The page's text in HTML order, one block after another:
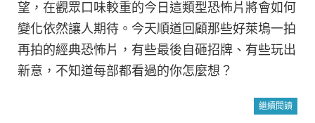
望，在觀眾口味較重的今日這類型恐怖片將會如何
變化依然讓人期待。今天順道回顧那些好萊塢一拍
再拍的經典恐怖片，有些最後自砸招牌、有些玩出
新意，不知道每部都看過的你怎麼想？
繼續閱讀